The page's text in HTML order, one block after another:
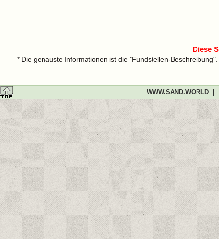
Diese
* Die genauste Informationen ist die "Fundstellen-
WWW.SAND.WORLD|